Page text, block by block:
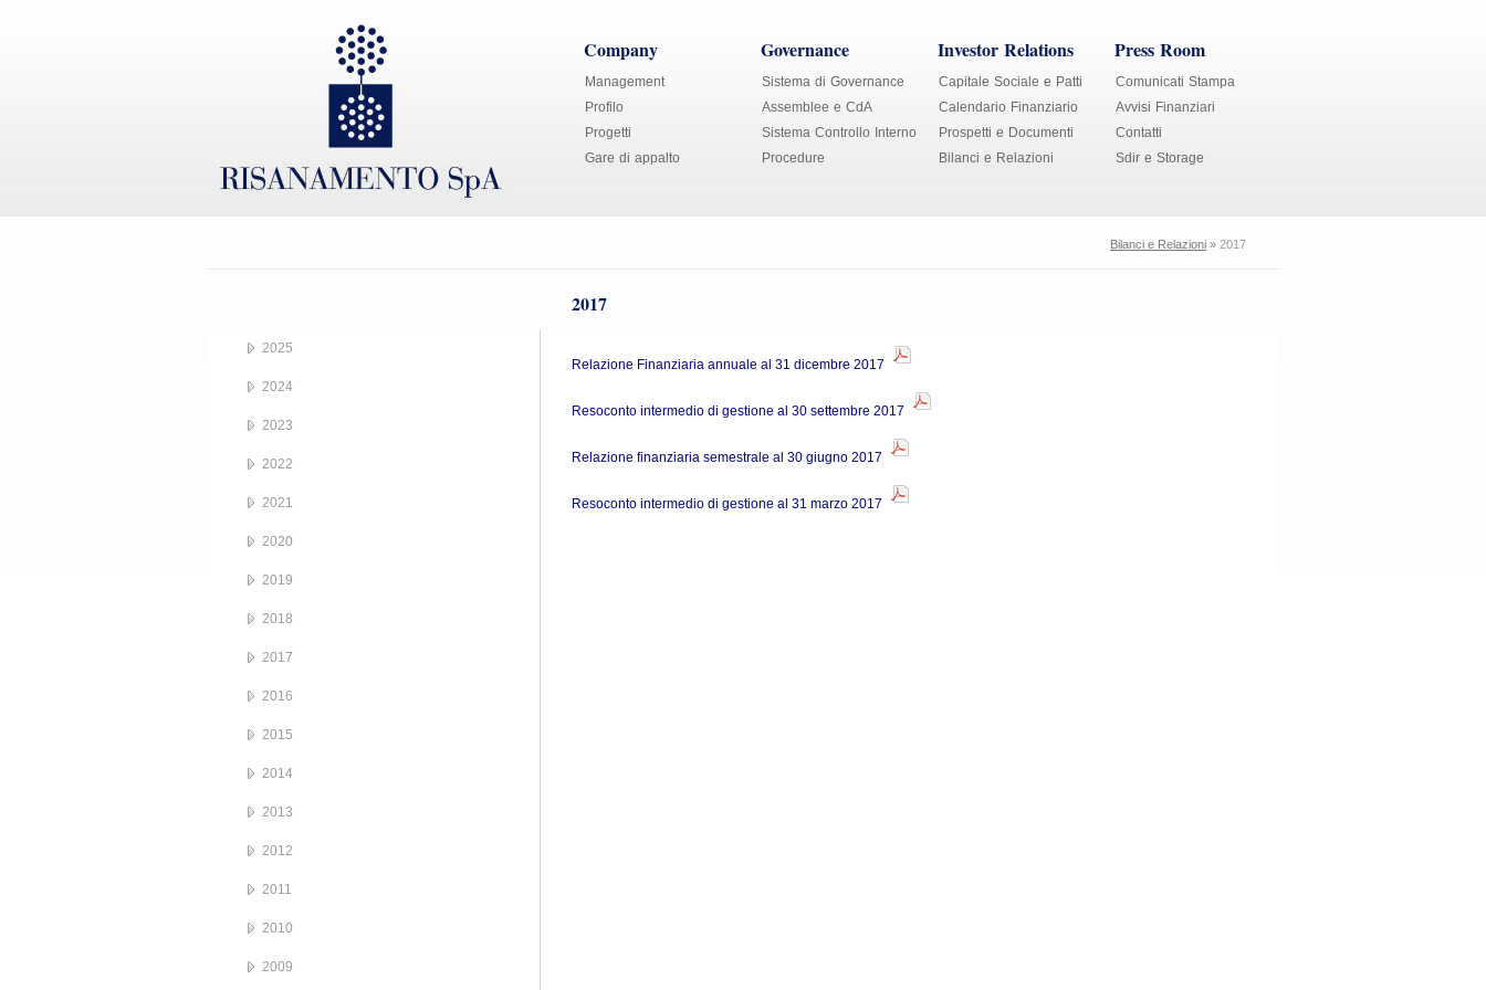
Company
Management
Profilo
Progetti
Gare di appalto
Governance
Sistema di Governance
Assemblee e CdA
Sistema Controllo Interno
Procedure
Investor Relations
Capitale Sociale e Patti
Calendario Finanziario
Prospetti e Documenti
Bilanci e Relazioni
Press Room
Comunicati Stampa
Avvisi Finanziari
Contatti
Sdir e Storage
Bilanci e Relazioni » 2017
2017
Relazione Finanziaria annuale al 31 dicembre 2017
Resoconto intermedio di gestione al 30 settembre 2017
Relazione finanziaria semestrale al 30 giugno 2017
Resoconto intermedio di gestione al 31 marzo 2017
2025
2024
2023
2022
2021
2020
2019
2018
2017
2016
2015
2014
2013
2012
2011
2010
2009